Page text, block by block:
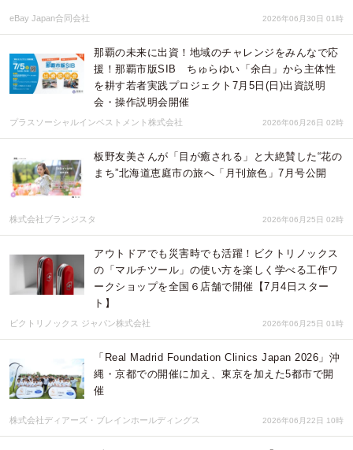
eBay Japan合同会社 2026年06月30日 01時
那覇の未来に出資！地域のチャレンジをみんなで応
援！那覇市版SIB ちゅらゆい「余白」から主体性
を耕す若者実践プロジェクト7月5日(日)出資説明
会・操作説明会開催
プラスソーシャルインベストメント株式会社 2026年06月26日 02時
板野友美さんが「目が癒される」と大絶賛した“花の
まち”北海道恵庭市の旅へ「月刊旅色」7月号公開
株式会社ブランジスタ 2026年06月25日 02時
アウトドアでも災害時でも活躍！ビクトリノックス
の「マルチツール」の使い方を楽しく学べる工作ワ
ークショップを全国６店舗で開催【7月4日スター
ト】
ビクトリノックス ジャパン株式会社 2026年06月25日 01時
「Real Madrid Foundation Clinics Japan 2026」沖
縄・京都での開催に加え、東京を加えた5都市で開
催
株式会社ディアーズ・ブレインホールディングス 2026年06月22日 10時